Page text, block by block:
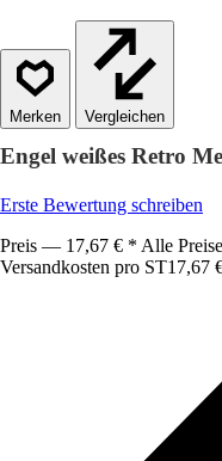
Vergleichen
Engel weißes Retro
Erste Bewertung schreiben
Preis — 17,67 € * Alle
Versandkosten pro ST17,67